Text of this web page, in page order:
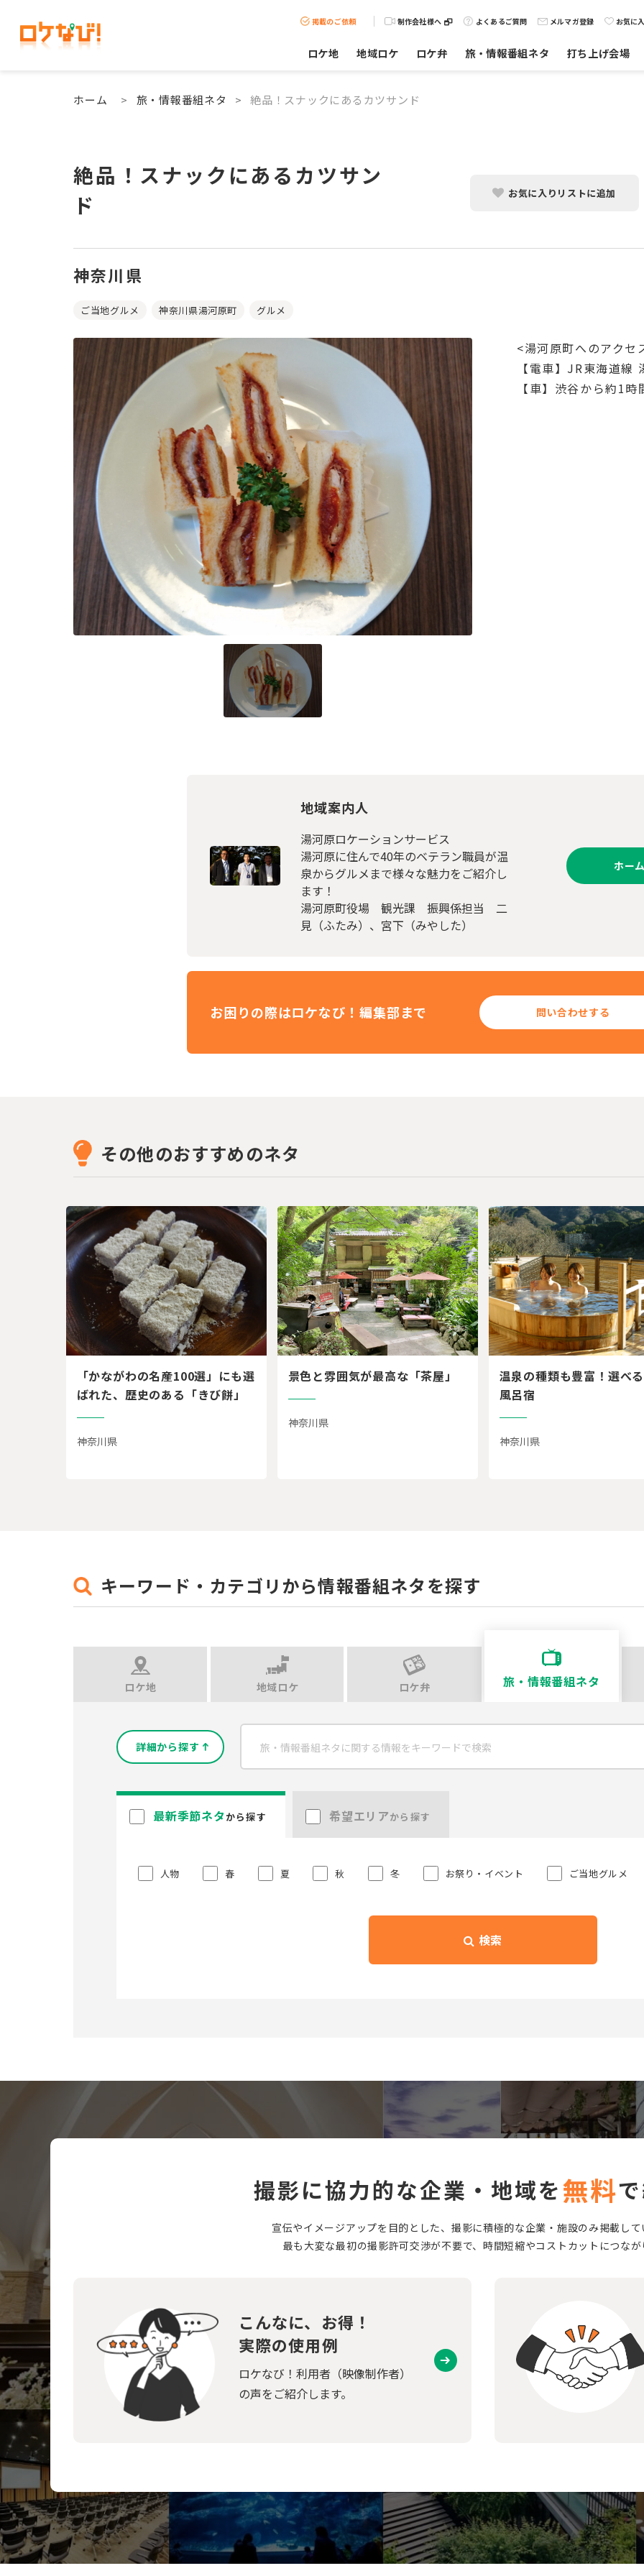
掲載のご依頼 制作会社様へ よくあるご質問 メルマガ登録 お気に
ロケ地 地域ロケ ロケ弁 旅・情報番組ネタ 打ち上げ会場
ホーム > 旅・情報番組ネタ > 絶品！スナックにあるカツサンド
絶品！スナックにあるカツサン
ド
お気に入りリストに追加
神奈川県
ご当地グルメ 神奈川県湯河原町 グルメ
<湯河原町へのアクセ
【電車】JR東海道
【車】渋谷から約1時
地域案内人
湯河原ロケーションサービス
湯河原に住んで40年のベテラン職員が温
泉からグルメまで様々な魅力をご紹介し
ます！
湯河原町役場 観光課 振興係担当 二
見（ふたみ）、宮下（みやした）
ホー
お困りの際はロケなび！編集部まで 問い合わせする
その他のおすすめのネタ
「かながわの名産100選」にも選
ばれた、歴史のある「きび餅」
神奈川県
景色と雰囲気が最高な「茶屋」
神奈川県
温泉の種類も豊富！選べ
風呂宿
神奈川県
キーワード・カテゴリから情報番組ネタを探す
ロケ地 地域ロケ ロケ弁 旅・情報番組ネタ
詳細から探す
最新季節ネタから探す 希望エリアから探す
人物 春 夏 秋 冬 お祭り・イベント ご当地グルメ
検索
撮影に協力的な企業・地域を無料
宣伝やイメージアップを目的とした、撮影に積極的な企業・施設のみ掲載して
最も大変な最初の撮影許可交渉が不要で、時間短縮やコストカットにつなが
こんなに、お得！
実際の使用例
ロケなび！利用者（映像制作者）
の声をご紹介します。